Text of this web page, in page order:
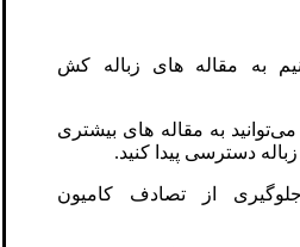
به مقاله های زباله کش
به مقاله های بیشتری
دسترسی پیدا کنید.
از تصادف کامیون